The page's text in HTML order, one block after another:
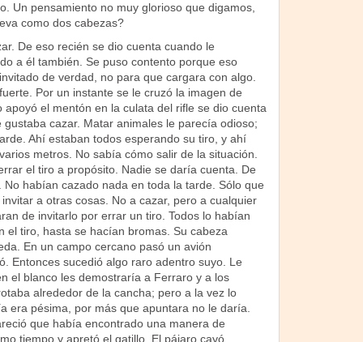
Un pensamiento no muy glorioso que digamos,
como dos cabezas?
De eso recién se dio cuenta cuando le
a él también. Se puso contento porque eso
de verdad, no para que cargara con algo.
Por un instante se le cruzó la imagen de
el mentón en la culata del rifle se dio cuenta
cazar. Matar animales le parecía odioso;
Ahí estaban todos esperando su tiro, y ahí
metros. No sabía cómo salir de la situación.
el tiro a propósito. Nadie se daría cuenta. De
habían cazado nada en toda la tarde. Sólo que
a otras cosas. No a cazar, pero a cualquier
de invitarlo por errar un tiro. Todos lo habían
el tiro, hasta se hacían bromas. Su cabeza
En un campo cercano pasó un avión
Entonces sucedió algo raro adentro suyo. Le
el blanco les demostraría a Ferraro y a los
alrededor de la cancha; pero a la vez lo
era pésima, por más que apuntara no le daría.
que había encontrado una manera de
tiempo y apretó el gatillo. El pájaro cayó